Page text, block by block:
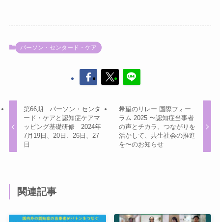
パーソン・センタード・ケア
第66期 パーソン・センタ
ード・ケアと認知症ケアマ
ッピング基礎研修 2024年
7月19日、20日、26日、27
日
希望のリレー 国際フォー
ラム 2025 〜認知症当事者
の声とチカラ、つながりを
活かして、共生社会の推進
を〜のお知らせ
関連記事